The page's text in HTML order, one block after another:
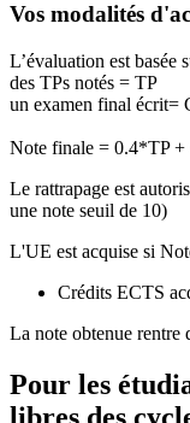
Vos modalités
L’évaluation est basée
des TPs notés = TP
un examen final écrit=
Note finale = 0.4*TP
Le rattrapage est
une note seuil de 10)
L'UE est acquise si
Crédits ECTS
La note obtenue rentre
Pour les